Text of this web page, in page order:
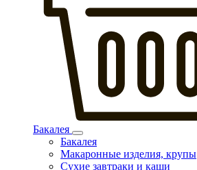
Бакалея
Бакалея
Макаронные изделия, крупы
Сухие завтраки и каши